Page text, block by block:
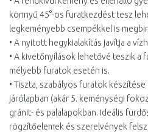
könnyű 45°-os furatkezdést tesz
legkeményebb csempékkel is
• A nyitott hegykialakítás javítja a
• A kivetőnyílások lehetővé teszik a
mélyebb furatok esetén is.
• Tiszta, szabályos furatok
járólapban (akár 5. keménységi
gránit- és palalapokban. Ideális
rögzítőelemek és szerelvények